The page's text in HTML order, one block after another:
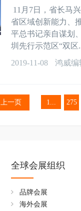
11月7日，省长马
省区域创新能力、
平总书记亲自谋划
圳先行示范区“双区
2019-11-08
鸿威编
上一页 1... 275
全球会展组织
品牌会展
海外会展